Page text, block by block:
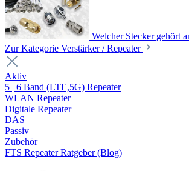
Welcher Stecker gehört
Zur Kategorie Verstärker / Repeater
Aktiv
5 | 6 Band (LTE,5G) Repeater
WLAN Repeater
Digitale Repeater
DAS
Passiv
Zubehör
FTS Repeater Ratgeber (Blog)